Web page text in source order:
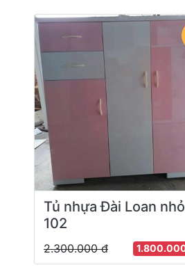
Tủ nhựa Đài Loan nhỏ
102
2.300.000 đ